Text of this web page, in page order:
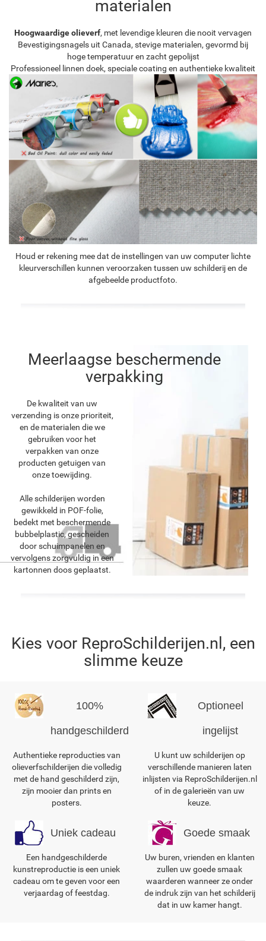
materialen
Hoogwaardige olieverf, met levendige kleuren die nooit vervagen
Bevestigingsnagels uit Canada, stevige materialen, gevormd bij
hoge temperatuur en zacht gepolijst
Professioneel linnen doek, speciale coating en authentieke kwaliteit
Houd er rekening mee dat de instellingen van uw computer lichte
kleurverschillen kunnen veroorzaken tussen uw schilderij en de
afgebeelde productfoto.
Meerlaagse beschermende
verpakking
De kwaliteit van uw
verzending is onze prioriteit,
en de materialen die we
gebruiken voor het
verpakken van onze
producten getuigen van
onze toewijding.
Alle schilderijen worden
gewikkeld in POF-folie,
bedekt met beschermende
bubbelplastic, gescheiden
door schuimpanelen en
vervolgens zorgvuldig in een
kartonnen doos geplaatst.
Kies voor ReproSchilderijen.nl, een
slimme keuze
100%
handgeschilderd
Authentieke reproducties van
olieverfschilderijen die volledig
met de hand geschilderd zijn,
zijn mooier dan prints en
posters.
Optioneel
ingelijst
U kunt uw schilderijen op
verschillende manieren laten
inlijsten via ReproSchilderijen.nl
of in de galerieën van uw
keuze.
Uniek cadeau
Een handgeschilderde
kunstreproductie is een uniek
cadeau om te geven voor een
verjaardag of feestdag.
Goede smaak
Uw buren, vrienden en klanten
zullen uw goede smaak
waarderen wanneer ze onder
de indruk zijn van het schilderij
dat in uw kamer hangt.